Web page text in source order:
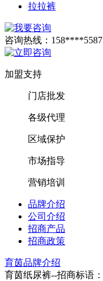
拉拉裤
咨询热线： 158****5587
加盟支持
门店批发
各级代理
区域保护
市场指导
营销培训
品牌介绍
公司介绍
招商产品
招商政策
育茵品牌介绍
育茵纸尿裤--招商标语：